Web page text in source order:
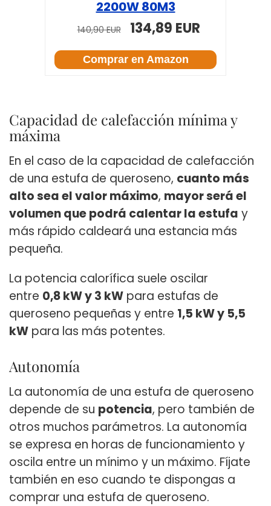
2200W 80M3
140,90 EUR 134,89 EUR
Comprar en Amazon
Capacidad de calefacción mínima y
máxima
En el caso de la capacidad de calefacción
de una estufa de queroseno, cuanto más
alto sea el valor máximo, mayor será el
volumen que podrá calentar la estufa y
más rápido caldeará una estancia más
pequeña.
La potencia calorífica suele oscilar
entre 0,8 kW y 3 kW para estufas de
queroseno pequeñas y entre 1,5 kW y 5,5
kW para las más potentes.
Autonomía
La autonomía de una estufa de queroseno
depende de su potencia, pero también de
otros muchos parámetros. La autonomía
se expresa en horas de funcionamiento y
oscila entre un mínimo y un máximo. Fíjate
también en eso cuando te dispongas a
comprar una estufa de queroseno.